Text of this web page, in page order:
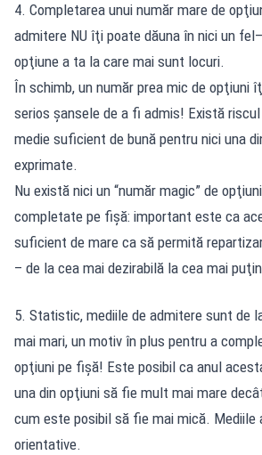
4. Completarea unui număr mare de
admitere NU îţi poate dăuna în nici un
opţiune a ta la care mai sunt locuri.
În schimb, un număr prea mic de opţiuni
serios şansele de a fi admis! Există riscul
medie suficient de bună pentru nici una
exprimate.
Nu există nici un “număr magic” de
completate pe fişă: important este ca
suficient de mare ca să permită
– de la cea mai dezirabilă la cea mai
5. Statistic, mediile de admitere sunt de
mai mari, un motiv în plus pentru a
opţiuni pe fişă! Este posibil ca anul
una din opţiuni să fie mult mai mare
cum este posibil să fie mai mică.
orientative.